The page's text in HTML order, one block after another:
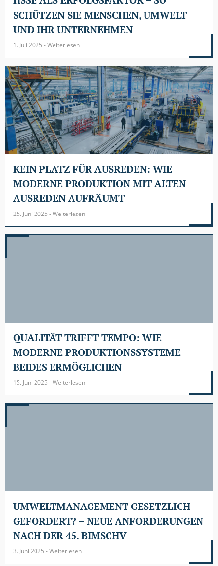
SCHÜTZEN SIE MENSCHEN, UMWELT
UND IHR UNTERNEHMEN
1. Juli 2025 - Weiterlesen
KEIN PLATZ FÜR AUSREDEN: WIE
MODERNE PRODUKTION MIT ALTEN
AUSREDEN AUFRÄUMT
25. Juni 2025 - Weiterlesen
QUALITÄT TRIFFT TEMPO: WIE
MODERNE PRODUKTIONSSYSTEME
BEIDES ERMÖGLICHEN
15. Juni 2025 - Weiterlesen
UMWELTMANAGEMENT GESETZLICH
GEFORDERT? – NEUE ANFORDERUNGEN
NACH DER 45. BIMSCHV
3. Juni 2025 - Weiterlesen